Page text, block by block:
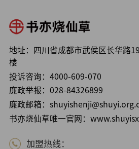
地址：四川省成都市武侯区长华路
楼
投诉咨询： 4000-609-070
廉政举报： 028-84326899
廉政邮箱：
书亦烧仙草唯一官网：
加盟热线：